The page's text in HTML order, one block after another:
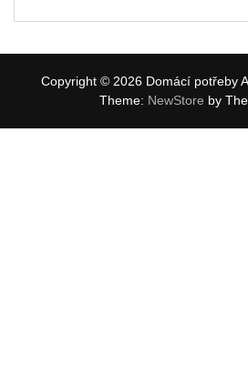
Copyright © 2026 Domácí potřeby
Theme: NewStore by